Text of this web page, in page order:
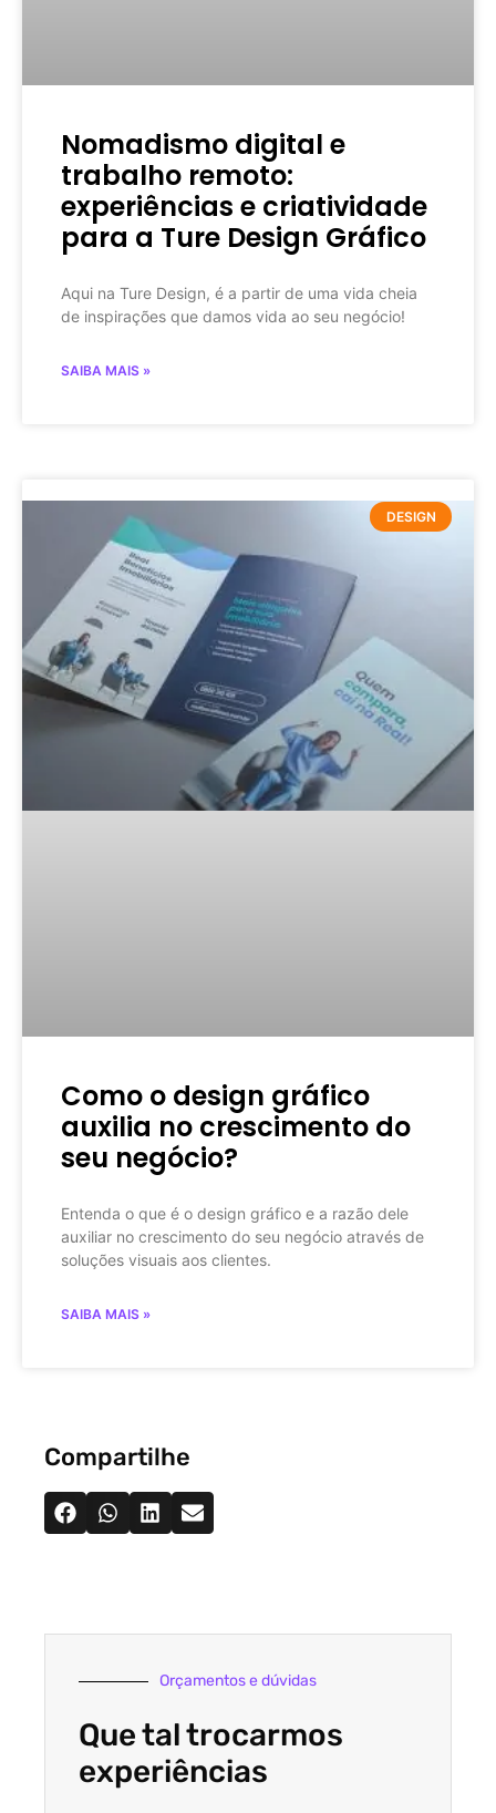
Nomadismo digital e
trabalho remoto:
experiências e criatividade
para a Ture Design Gráfico
Aqui na Ture Design, é a partir de uma vida cheia
de inspirações que damos vida ao seu negócio!
SAIBA MAIS »
DESIGN
Como o design gráfico
auxilia no crescimento do
seu negócio?
Entenda o que é o design gráfico e a razão dele
auxiliar no crescimento do seu negócio através de
soluções visuais aos clientes.
SAIBA MAIS »
Compartilhe
Orçamentos e dúvidas
Que tal trocarmos
experiências